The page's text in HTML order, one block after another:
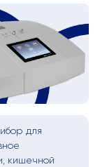
для
кишечной